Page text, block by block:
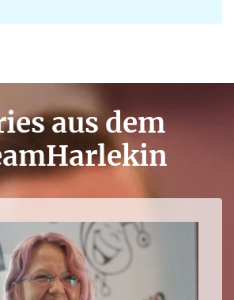
aus dem